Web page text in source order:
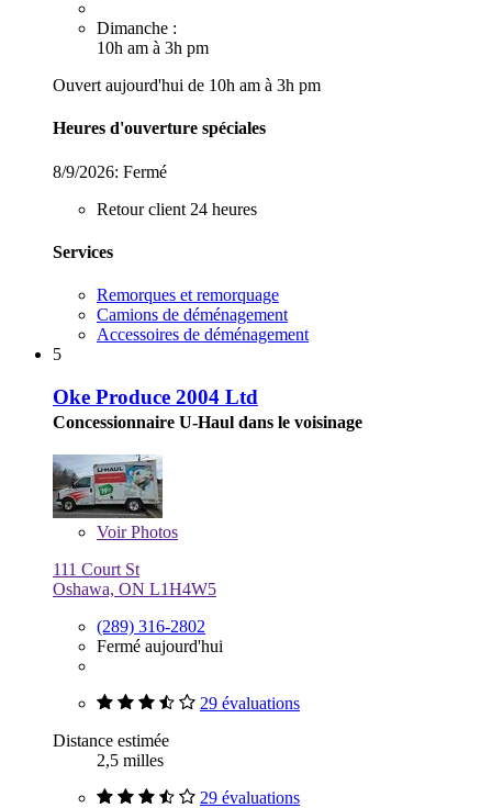
Dimanche :
10h am à 3h pm
Ouvert aujourd'hui de 10h am à 3h pm
Heures d'ouverture spéciales
8/9/2026: Fermé
Retour client 24 heures
Services
Remorques et remorquage
Camions de déménagement
Accessoires de déménagement
5
Oke Produce 2004 Ltd
Concessionnaire U-Haul dans le voisinage
VoirPhotos
111 Court St
Oshawa, ON L1H4W5
(289) 316-2802
Fermé aujourd'hui
29 évaluations
Distance estimée
2,5 milles
29 évaluations